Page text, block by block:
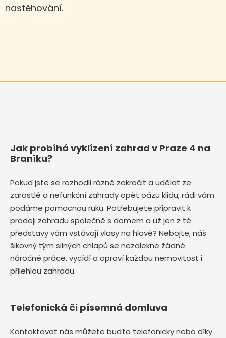
nastěhování.
Jak probíhá vyklízení zahrad v Praze 4 na
Braníku?
Pokud jste se rozhodli rázně zakročit a udělat ze
zarostlé a nefunkční zahrady opět oázu klidu, rádi vám
podáme pomocnou ruku. Potřebujete připravit k
prodeji zahradu společně s domem a už jen z té
představy vám vstávají vlasy na hlavě? Nebojte, náš
šikovný tým silných chlapů se nezalekne žádné
náročné práce, vycídí a opraví každou nemovitost i
přilehlou zahradu.
Telefonická či písemná domluva
Kontaktovat nás můžete buďto telefonicky nebo díky